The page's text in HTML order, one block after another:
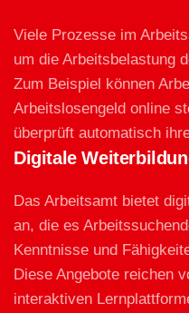
Viele Prozesse im
um die Arbeitsbelastung
Zum Beispiel können
Arbeitslosengeld online
überprüft automatisch
Digitale
Das Arbeitsamt bietet
an, die es
Kenntnisse und
Diese Angebote reichen
interaktiven